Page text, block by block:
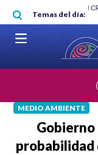
Pasar al contenido
Temas del día:
"HABLAR NO ES UN
MEDIO AMBIENTE
Gobierno
probabilidad